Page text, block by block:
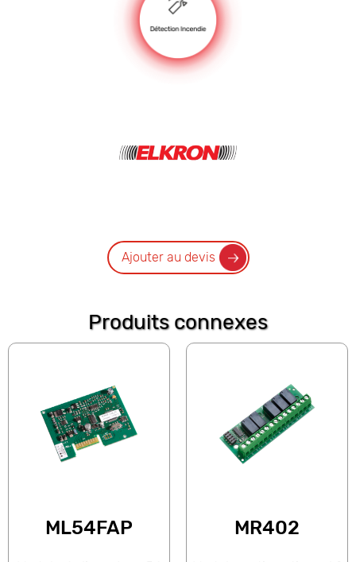
Ajouter au devis
Produits connexes
ML54FAP MR402